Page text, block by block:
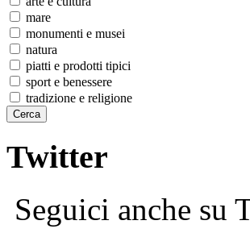
mare
monumenti e musei
natura
piatti e prodotti tipici
sport e benessere
tradizione e religione
Twitter
Seguici anche su